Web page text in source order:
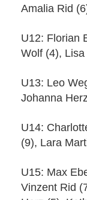
Amalia Rid
U12: Florian
Wolf (4),
U13: Leo
Johanna
U14:
(9), Lara
U15: Max
Vinzent Rid